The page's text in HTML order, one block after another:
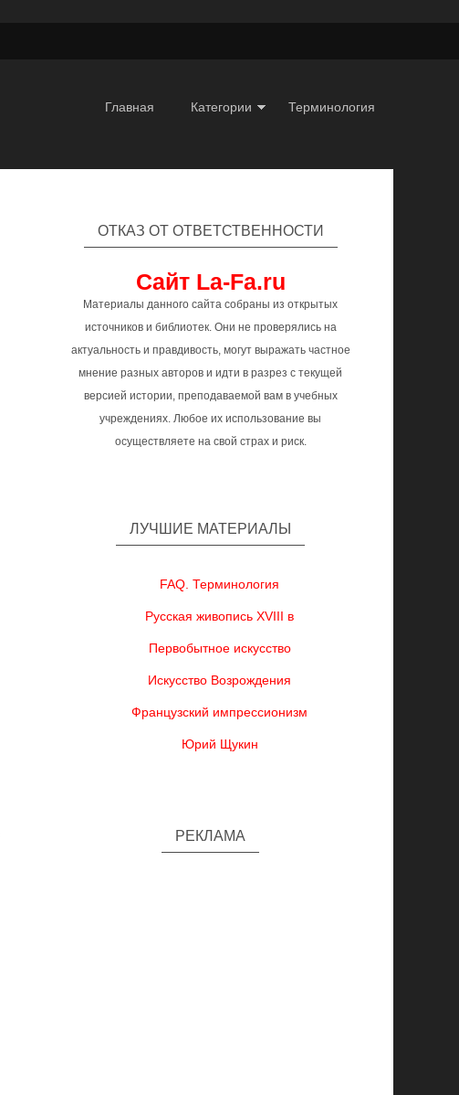
Главная Категории Терминология
ОТКАЗ ОТ ОТВЕТСТВЕННОСТИ
Сайт La-Fa.ru
Материалы данного сайта собраны из открытых
источников и библиотек. Они не проверялись на
актуальность и правдивость, могут выражать частное
мнение разных авторов и идти в разрез с текущей
версией истории, преподаваемой вам в учебных
учреждениях. Любое их использование вы
осуществляете на свой страх и риск.
ЛУЧШИЕ МАТЕРИАЛЫ
FAQ. Терминология
Русская живопись XVIII в
Первобытное искусство
Искусство Возрождения
Французский импрессионизм
Юрий Щукин
РЕКЛАМА